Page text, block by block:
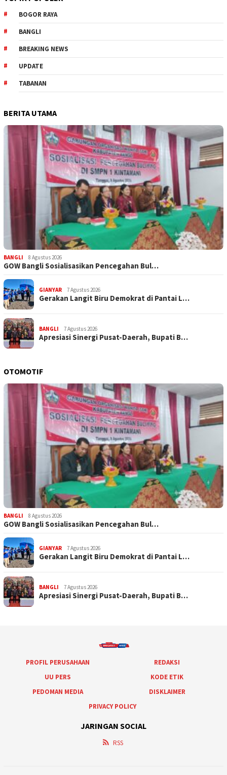
BOGOR RAYA
BANGLI
BREAKING NEWS
UPDATE
TABANAN
BERITA UTAMA
BANGLI 8 Agustus 2026
GOW Bangli Sosialisasikan Pencegahan Bul…
GIANYAR 7 Agustus 2026
Gerakan Langit Biru Demokrat di Pantai L…
BANGLI 7 Agustus 2026
Apresiasi Sinergi Pusat-Daerah, Bupati B…
OTOMOTIF
BANGLI 8 Agustus 2026
GOW Bangli Sosialisasikan Pencegahan Bul…
GIANYAR 7 Agustus 2026
Gerakan Langit Biru Demokrat di Pantai L…
BANGLI 7 Agustus 2026
Apresiasi Sinergi Pusat-Daerah, Bupati B…
PROFIL PERUSAHAAN
REDAKSI
UU PERS
KODE ETIK
PEDOMAN MEDIA
DISKLAIMER
PRIVACY POLICY
JARINGAN SOCIAL
RSS